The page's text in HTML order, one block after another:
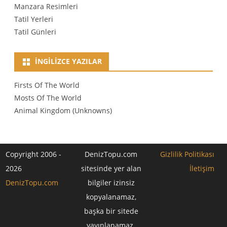
Manzara Resimleri
Tatil Yerleri
Tatil Günleri
İNGILIZCE YAZILAR
Firsts Of The World
Mosts Of The World
Animal Kingdom (Unknowns)
Copyright 2006 -
2026
DenizTopu.com
DenizTopu.com
sitesinde yer alan
bilgiler izinsiz
kopyalanamaz,
başka bir sitede
Gizlilik Politikası
İletişim